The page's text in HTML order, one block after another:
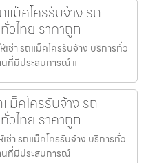
ม็คโครรับจ้าง รถ
วไทย ราคาถูก
ช่า รถแม็คโครรับจ้าง บริการทั่ว
นที่มีประสบการณ์ แ
ม็คโครรับจ้าง รถ
วไทย ราคาถูก
ช่า รถแม็คโครรับจ้าง บริการทั่ว
นที่มีประสบการณ์